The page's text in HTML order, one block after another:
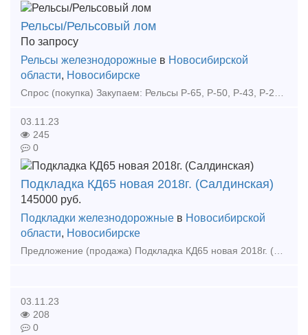
Рельсы/Рельсовый лом
По запросу
Рельсы железнодорожные в Новосибирской
области, Новосибирске
Спрос (покупка) Закупаем: Рельсы Р-65, Р-50, Р-43, Р-24 (без износа, б/у 1гр.) 12, 47 -12, 50м Рельсовый лом Р-65, Р-50, Р-43 от 3 до 12, 5м С пр
03.11.23
245
0
Подкладка КД65 новая 2018г. (Салдинская)
145000 руб.
Подкладки железнодорожные в Новосибирской
области, Новосибирске
03.11.23
208
0